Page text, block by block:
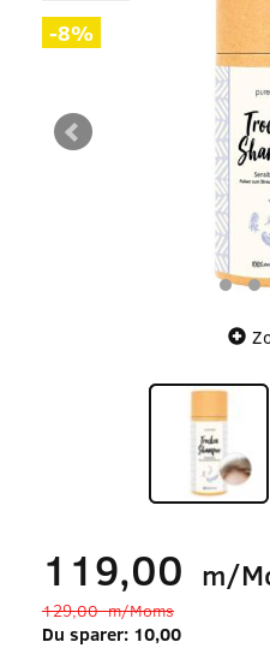
-8%
119,00 m/
129,00m/Moms
Du sparer: 10,00